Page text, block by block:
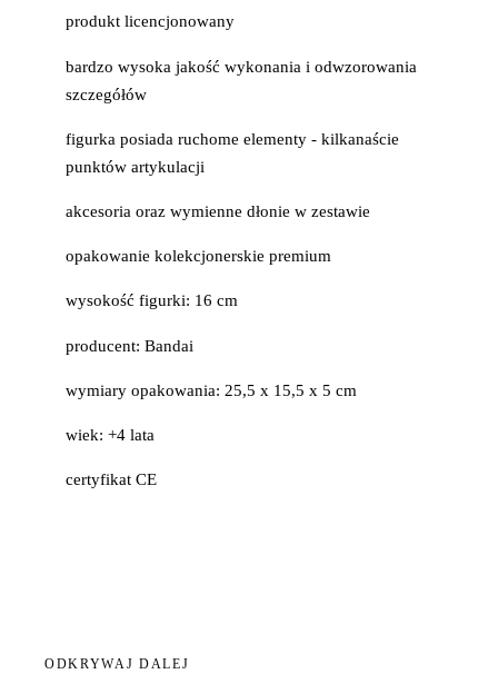
produkt licencjonowany
bardzo wysoka jakość wykonania i odwzorowania
szczegółów
figurka posiada ruchome elementy - kilkanaście
punktów artykulacji
akcesoria oraz wymienne dłonie w zestawie
opakowanie kolekcjonerskie premium
wysokość figurki: 16 cm
producent: Bandai
wymiary opakowania: 25,5 x 15,5 x 5 cm
wiek: +4 lata
certyfikat CE
ODKRYWAJ DALEJ